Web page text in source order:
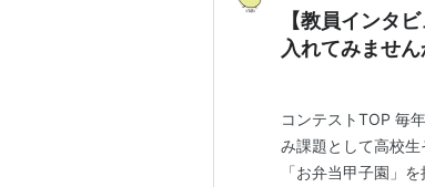
【教員インタ
入れてみません
コンテストTOP 毎
み課題として高校生
「お弁当甲子園」